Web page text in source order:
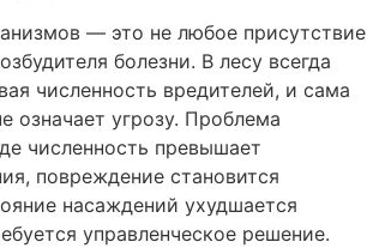
— это не любое присутствие
болезни. В лесу всегда
численность вредителей, и сама
означает угрозу. Проблема
численность превышает
повреждение становится
насаждений ухудшается
управленческое решение.